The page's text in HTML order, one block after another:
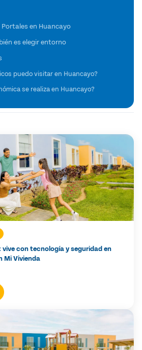
en Huancayo
es elegir entorno
puedo visitar en Huancayo?
se realiza en Huancayo?
vive con tecnología y seguridad en
Mi Vivienda